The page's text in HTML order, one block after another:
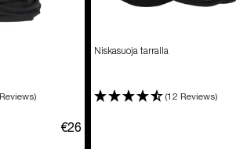
€26
Niskasuoja tarralla
(12 Reviews)